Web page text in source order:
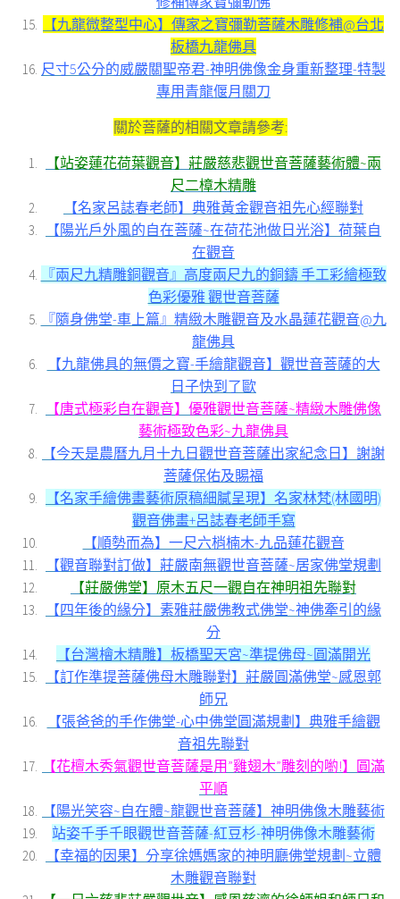
【九龍微整型中心】傳家之寶彌勒菩薩木雕修補@台北
板橋九龍佛具
尺寸5公分的威嚴關聖帝君-神明佛像金身重新整理-特製
專用青龍偃月關刀
關於菩薩的相關文章請參考:
【站姿蓮花荷葉觀音】莊嚴慈悲觀世音菩薩藝術體~兩
尺二樟木精雕
【名家呂誌春老師】典雅黃金觀音祖先心經聯對
【陽光戶外風的自在菩薩~在荷花池做日光浴】荷葉自
在觀音
『兩尺九精雕銅觀音』高度兩尺九的銅鑄 手工彩繪極致
色彩優雅 觀世音菩薩
『隨身佛堂-車上篇』精緻木雕觀音及水晶蓮花觀音@九
龍佛具
【九龍佛具的無價之寶-手繪龍觀音】觀世音菩薩的大
日子快到了歐
【唐式極彩自在觀音】優雅觀世音菩薩~精緻木雕佛像
藝術極致色彩~九龍佛具
【今天是農曆九月十九日觀世音菩薩出家紀念日】謝謝
菩薩保佑及賜福
【名家手繪佛畫藝術原稿細膩呈現】名家林梵(林國明)
觀音佛畫+呂誌春老師手寫
【順勢而為】一尺六梢楠木-九品蓮花觀音
【觀音聯對訂做】莊嚴南無觀世音菩薩~居家佛堂規劃
【莊嚴佛堂】原木五尺一觀自在神明祖先聯對
【四年後的緣分】素雅莊嚴佛教式佛堂~神佛牽引的緣
分
【台灣檜木精雕】板橋聖天宮~準提佛母~圓滿開光
【訂作準提菩薩佛母木雕聯對】莊嚴圓滿佛堂~感恩郭
師兄
【張爸爸的手作佛堂-心中佛堂圓滿規劃】典雅手繪觀
音祖先聯對
【花檀木秀氣觀世音菩薩是用”雞翅木”雕刻的喲!】圓滿
平順
【陽光笑容~自在體~龍觀世音菩薩】神明佛像木雕藝術
站姿千手千眼觀世音菩薩-紅豆杉-神明佛像木雕藝術
【幸福的因果】分享徐媽媽家的神明廳佛堂規劃~立體
木雕觀音聯對